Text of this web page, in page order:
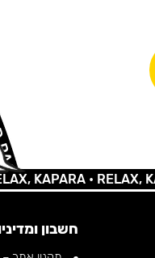
•RELAX,
חשבון